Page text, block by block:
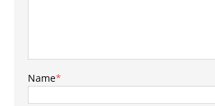
Name*